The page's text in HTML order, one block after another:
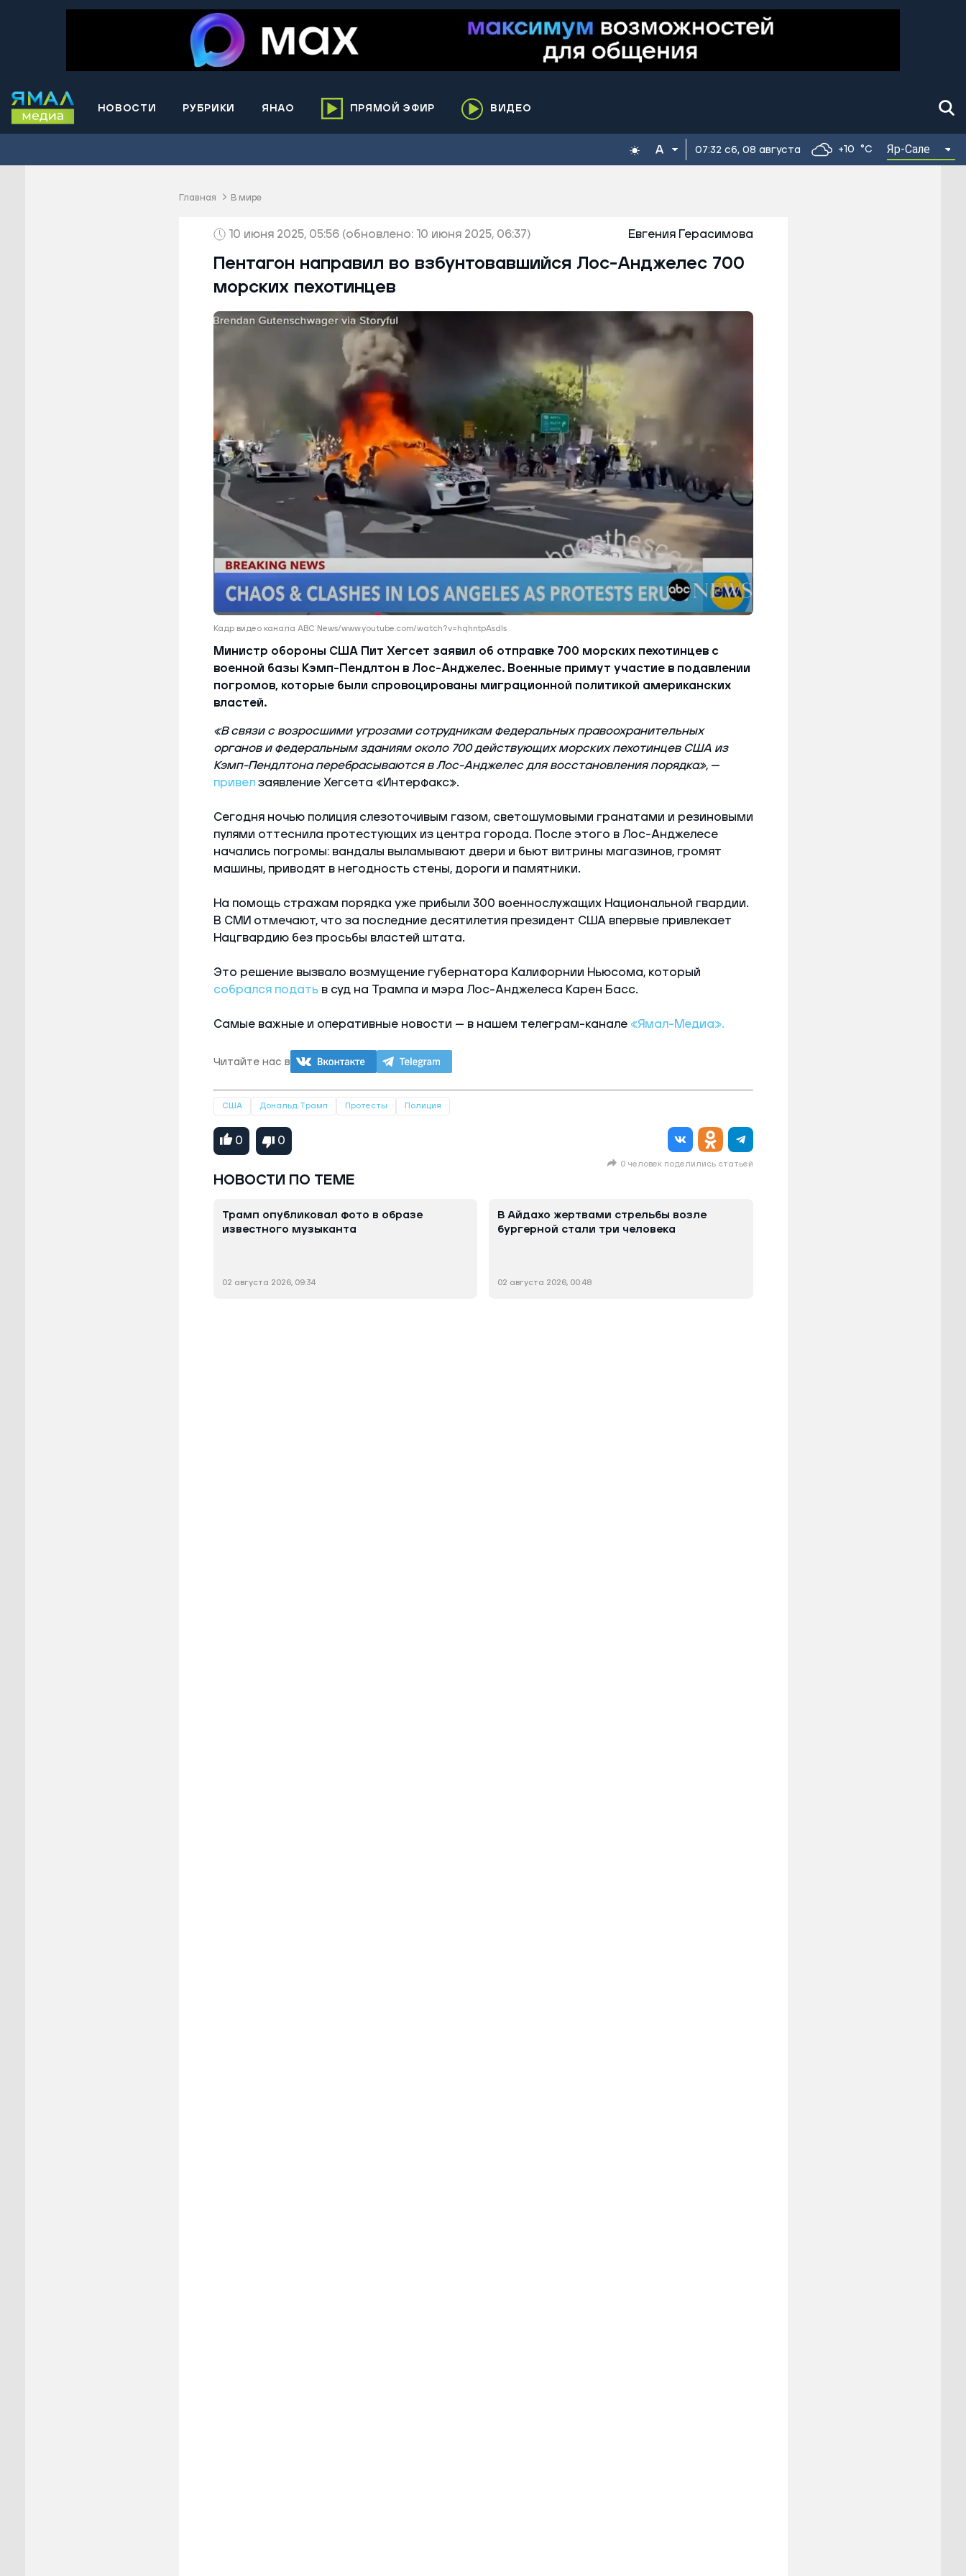
НОВОСТИ РУБРИКИ ЯНАО
Муравленко
Приуральский район
Пуровский район
Тазовский район
Шурышкарский район
Ямальский район
ПРЯМОЙ ЭФИР ВИДЕО
07:32 сб, 08 августа +10 °C Яр-Сале
Главная В мире
10 июня 2025, 05:56 (обновлено: 10 июня 2025, 06:37) Евгения Герасимова
Пентагон направил во взбунтовавшийся Лос-Анджелес 700
морских пехотинцев
Кадр видео канала ABC News/www.youtube.com/watch?v=hqhntpAsdIs
Министр обороны США Пит Хегсет заявил об отправке 700 морских пехотинцев с
военной базы Кэмп-Пендлтон в Лос-Анджелес. Военные примут участие в подавлении
погромов, которые были спровоцированы миграционной политикой американских
властей.
«В связи с возросшими угрозами сотрудникам федеральных правоохранительных
органов и федеральным зданиям около 700 действующих морских пехотинцев США из
Кэмп-Пендлтона перебрасываются в Лос-Анджелес для восстановления порядка», —
привелзаявление Хегсета «Интерфакс».
Сегодня ночью полиция слезоточивым газом, светошумовыми гранатами и резиновыми
пулями оттеснила протестующих из центра города. После этого в Лос-Анджелесе
начались погромы: вандалы выламывают двери и бьют витрины магазинов, громят
машины, приводят в негодность стены, дороги и памятники.
На помощь стражам порядка уже прибыли 300 военнослужащих Национальной гвардии.
В СМИ отмечают, что за последние десятилетия президент США впервые привлекает
Нацгвардию без просьбы властей штата.
Это решение вызвало возмущение губернатора Калифорнии Ньюсома, который
собрался податьв суд на Трампа и мэра Лос-Анджелеса Карен Басс.
Самые важные и оперативные новости — в нашем телеграм-канале «Ямал-Медиа».
Читайте нас в
США Дональд Трамп Протесты Полиция
0 0
0 человек поделились статьей
НОВОСТИ ПО ТЕМЕ
Трамп опубликовал фото в образе
известного музыканта
02 августа 2026, 09:34
В Айдахо жертвами стрельбы возле
бургерной стали три человека
02 августа 2026, 00:48